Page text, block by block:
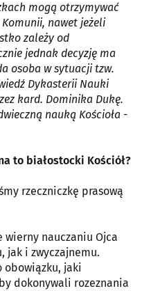
mogą otrzymywać
nawet jeżeli
zależy od
jednak decyzję ma
osoba w sytuacji tzw.
Dykasterii Nauki
kard. Dominika Dukę.
nauką Kościoła -
to białostocki Kościół?
rzeczniczkę prasową
wierny nauczaniu Ojca
jak i zwyczajnemu.
obowiązku, jaki
dokonywali rozeznania